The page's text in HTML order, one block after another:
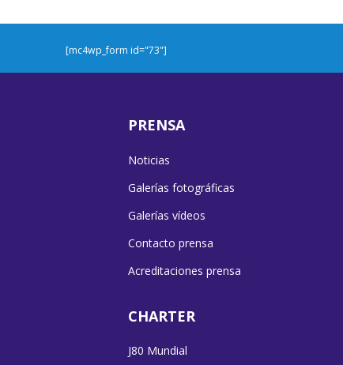
[mc4wp_form id="73"]
PRENSA
Noticias
Galerías fotográficas
Galerías vídeos
Contacto prensa
Acreditaciones prensa
CHARTER
J80 Mundial